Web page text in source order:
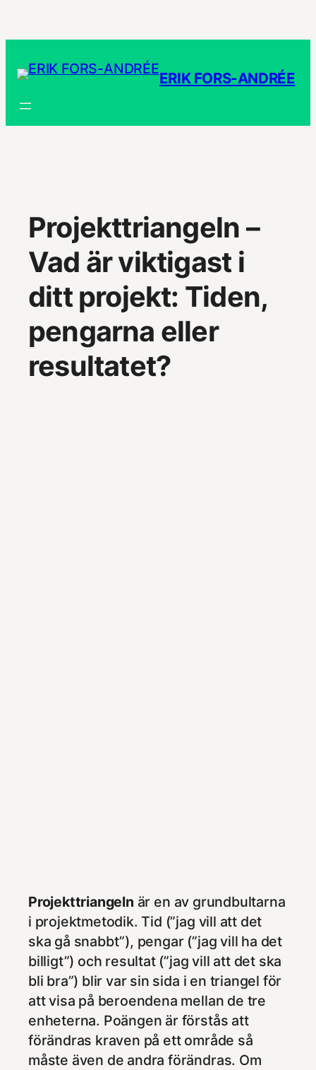
ERIK FORS-ANDRÉE
Projekttriangeln –
Vad är viktigast i
ditt projekt: Tiden,
pengarna eller
resultatet?
Projekttriangeln är en av grundbultarna
i projektmetodik. Tid (”jag vill att det
ska gå snabbt”), pengar (”jag vill ha det
billigt”) och resultat (”jag vill att det ska
bli bra”) blir var sin sida i en triangel för
att visa på beroendena mellan de tre
enheterna. Poängen är förstås att
förändras kraven på ett område så
måste även de andra förändras. Om